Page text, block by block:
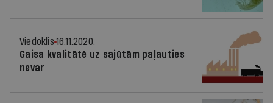
Viedoklis 16.11.2020.
Gaisa kvalitātē uz sajūtām paļauties
nevar